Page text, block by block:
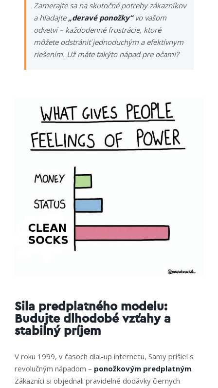
Zamerajte sa na skutočné potreby zákazníkov
a hľadajte „deravé ponožky“vo vašom
odvetví – každodenné frustrácie, ktoré
môžete odstrániť jednoduchým a efektívnym
riešením. Už máte takýto nápad pre očami?
Sila predplatného modelu:
Budujte dlhodobé vzťahy a
stabilný príjem
V roku 1999, v časoch dial-up internetu, Samy prišiel s
revolučným nápadom – ponožkovým predplatným.
Zákazníci si objednali pravidelné dodávky čiernych